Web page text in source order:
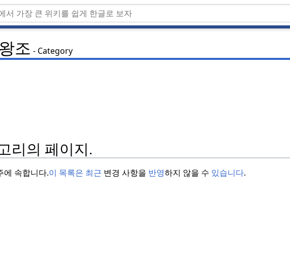
조 Category
리의 페이지.
에 속합니다.이 목록은 최근 변경 사항을 반영하지 않을 수 있습니다.